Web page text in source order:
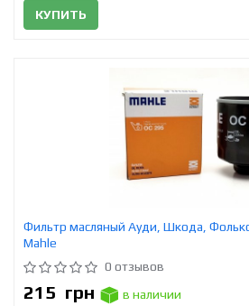
КУПИТЬ
Фильтр масляный Ауди, Шкода,
Mahle
0 отзывов
215 грн
в наличии